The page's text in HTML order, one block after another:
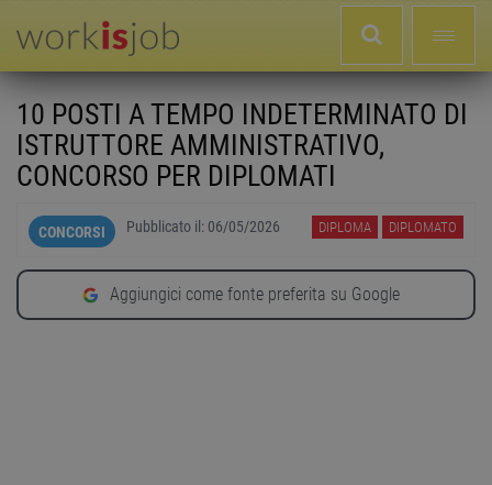
10 POSTI A TEMPO INDETERMINATO DI
ISTRUTTORE AMMINISTRATIVO,
CONCORSO PER DIPLOMATI
CONCORSI Pubblicato il: 06/05/2026 DIPLOMA DIPLOMATO
Aggiungici come fonte preferita su Google